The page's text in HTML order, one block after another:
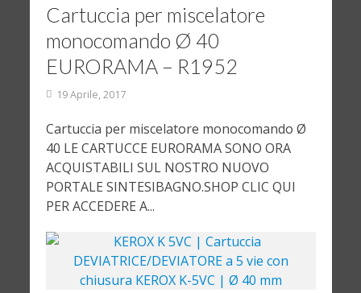
Cartuccia per miscelatore
monocomando Ø 40
EURORAMA – R1952
19 Aprile, 2017
Cartuccia per miscelatore monocomando Ø
40 LE CARTUCCE EURORAMA SONO ORA
ACQUISTABILI SUL NOSTRO NUOVO
PORTALE SINTESIBAGNO.SHOP CLIC QUI
PER ACCEDERE A...